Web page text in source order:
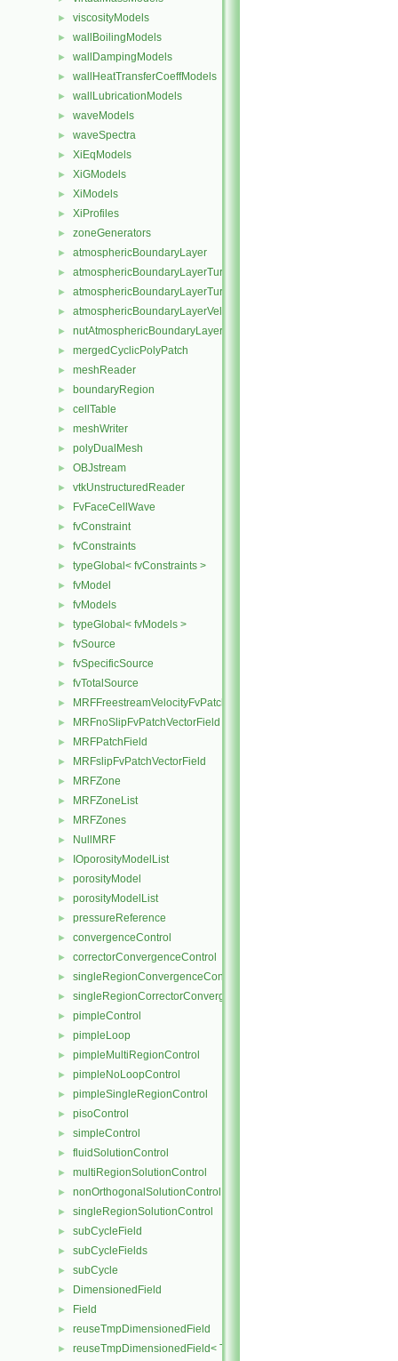
► viscosityModels
► wallBoilingModels
► wallDampingModels
► wallHeatTransferCoeffModels
► wallLubricationModels
► waveModels
► waveSpectra
► XiEqModels
► XiGModels
► XiModels
► XiProfiles
► zoneGenerators
► atmosphericBoundaryLayer
► atmosphericBoundaryLayerTurbulentEpsilonFvPatchScalarField
►
► atmosphericBoundaryLayerVelocityFvPatchVectorField
► nutAtmosphericBoundaryLayerWallFunctionFvPatchScalarField
► mergedCyclicPolyPatch
► meshReader
► boundaryRegion
► cellTable
► meshWriter
► polyDualMesh
► OBJstream
► vtkUnstructuredReader
► FvFaceCellWave
► fvConstraint
► fvConstraints
► typeGlobal< fvConstraints >
► fvModel
► fvModels
► typeGlobal< fvModels >
► fvSource
► fvSpecificSource
► fvTotalSource
► MRFFreestreamVelocityFvPatchVectorField
► MRFnoSlipFvPatchVectorField
► MRFPatchField
► MRFslipFvPatchVectorField
► MRFZone
► MRFZoneList
► MRFZones
► NullMRF
► IOporosityModelList
► porosityModel
► porosityModelList
► pressureReference
► convergenceControl
► correctorConvergenceControl
► singleRegionConvergenceControl
► singleRegionCorrectorConvergenceControl
► pimpleControl
► pimpleLoop
► pimpleMultiRegionControl
► pimpleNoLoopControl
► pimpleSingleRegionControl
► pisoControl
► simpleControl
► fluidSolutionControl
► multiRegionSolutionControl
► nonOrthogonalSolutionControl
► singleRegionSolutionControl
► subCycleField
► subCycleFields
► subCycle
► DimensionedField
► Field
► reuseTmpDimensionedField
► reuseTmpDimensionedField< TypeR, TypeR, GeoMesh, Field >